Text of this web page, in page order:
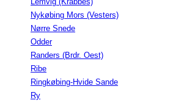
Nykøbing Mors (Vesters)
Nørre Snede
Odder
Randers (Brdr. Oest)
Ribe
Ringkøbing-Hvide Sande
Ry